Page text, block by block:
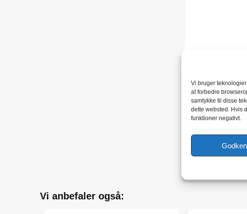
Vi bruger
at forbedre
samtykke til disse
dette websted. Hvis
funktioner negativt.
Vi anbefaler også: